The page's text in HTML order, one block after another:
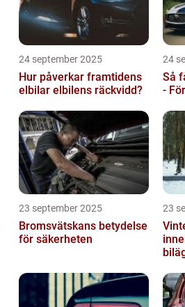
24 september 2025
Hur påverkar framtidens
elbilar elbilens räckvidd?
24
Så
-
23 september 2025
Bromsvätskans betydelse
för säkerheten
23